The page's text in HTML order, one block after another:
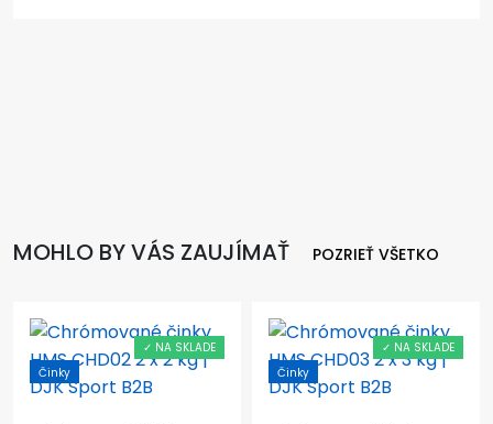
MOHLO BY VÁS ZAUJÍMAŤ POZRIEŤ VŠETKO
Činky
✓ NA SKLADE
Činky
✓ NA SKLADE